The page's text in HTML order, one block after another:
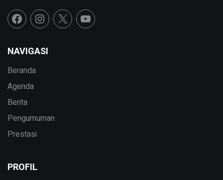
NAVIGASI
Beranda
Agenda
Berita
Pengumuman
Prestasi
PROFIL